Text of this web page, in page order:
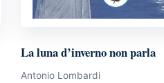
La luna d’inverno non parla
Antonio Lombardi